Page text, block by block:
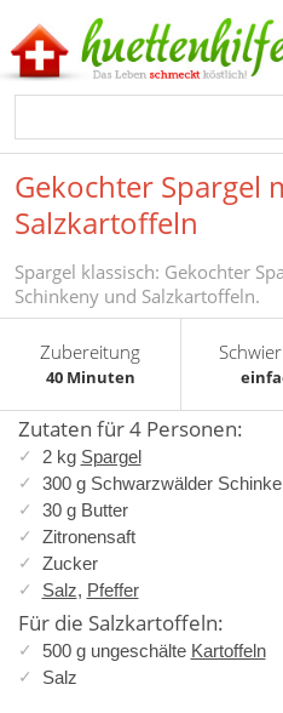
Gekochter Spargel
Salzkartoffeln
Spargel klassisch: Gekochter
Schinkeny und Salzkartoffeln.
Zubereitung
40 Minuten
Zutaten für 4 Personen:
2 kg Spargel
300 g Schwarzwälder
30 g Butter
Zitronensaft
Zucker
Salz, Pfeffer
Für die Salzkartoffeln:
500 g ungeschälte Kartoffeln
Salz